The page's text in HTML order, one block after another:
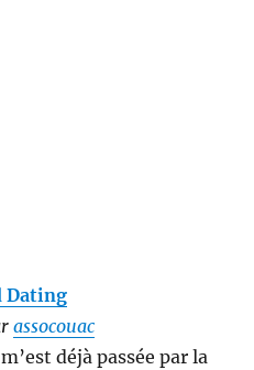
Dating
assocouac
m’est déjà passée par la